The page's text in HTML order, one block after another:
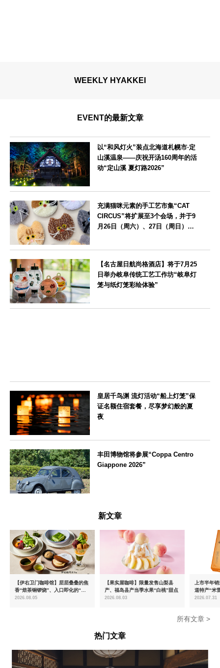
WEEKLY HYAKKEI
EVENT的最新文章
以“和风灯火”装点北海道札幌市·定
山溪温泉——庆祝开汤160周年的活
动“定山溪 夏灯路2026”
充满猫咪元素的手工艺市集“CAT
CIRCUS”将扩展至3个会场，并于9
月26日（周六）、27日（周日）在
【名古屋日航尚格酒店】将于7月25
日举办岐阜传统工艺工作坊“岐阜灯
笼与纸灯笼彩绘体验”
皇居千鸟渊 流灯活动“船上灯笼”保
证名额住宿套餐，尽享梦幻般的夏
夜
丰田博物馆将参展“Coppa Centro
Giappone 2026”
新文章
【伊右卫门咖啡馆】层层叠叠的焦
香“焙茶铜锣烧”、入口即化的“宇
治抹茶提拉米苏”全新登场
2026.08.05
【果实屋咖啡】限量发售山梨县
产、福岛县产当季水果“白桃”甜点
2026.08.03
上市半年
道特产“米
出首款夏
2026.07.31
所有文章 >
热门文章